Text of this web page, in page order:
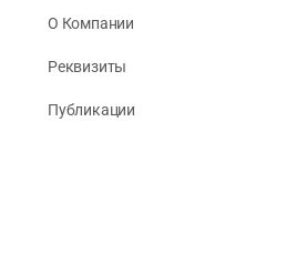
О Компании
Реквизиты
Публикации